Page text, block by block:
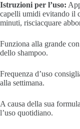
Istruzioni per l’uso:
capelli umidi evitando il
minuti, risciacquare
Funziona alla grande
dello shampoo.
Frequenza d’uso
alla settimana.
A causa della sua
l’uso quotidiano.